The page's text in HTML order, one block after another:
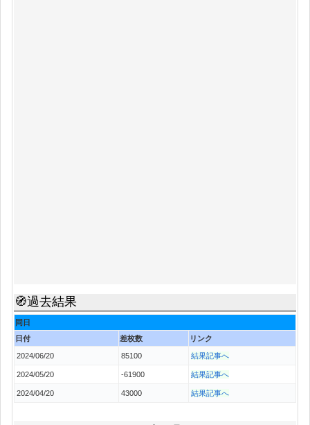
🧭過去結果
同日
日付
差枚数 リンク
2024/06/20 85100 結果記事へ
2024/05/20 -61900 結果記事へ
2024/04/20 43000 結果記事へ